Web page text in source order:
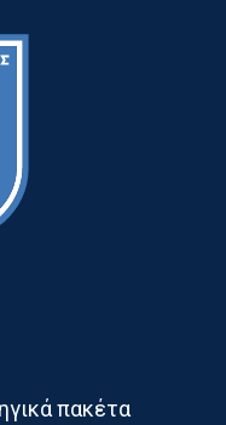
πακέτα